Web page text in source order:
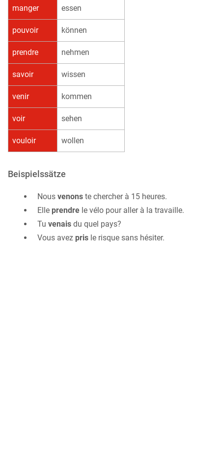
manger essen
pouvoir können
prendre nehmen
savoir wissen
venir kommen
voir sehen
vouloir wollen
Beispielssätze
Nous venons te chercher à 15 heures.
Elle prendre le vélo pour aller à la travaille.
Tu venais du quel pays?
Vous avez pris le risque sans hésiter.